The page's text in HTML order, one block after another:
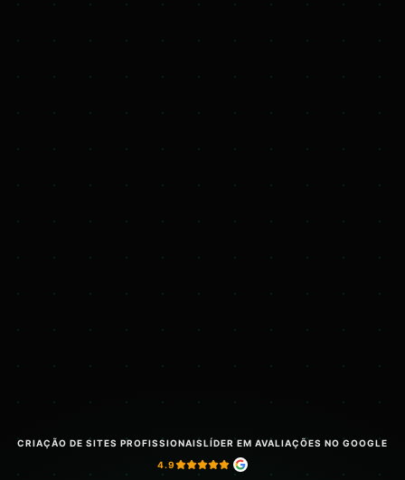
CRIAÇÃO DE SITES PROFISSIONAISLÍDER EM AVALIAÇÕES NO GOOGLE
4.9